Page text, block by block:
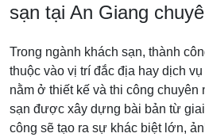
sạn tại An Giang
Trong ngành khách sạn, thành
thuộc vào vị trí đắc địa hay dịch
nằm ở thiết kế và thi công chuyên
sạn được xây dựng bài bản từ
công sẽ tạo ra sự khác biệt lớn,